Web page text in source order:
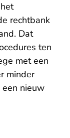
rechtbank
Dat
ten
met een
minder
nieuw